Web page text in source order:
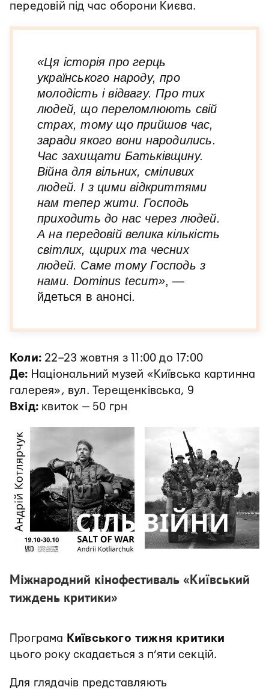
передовій під час оборони Києва.
«Ця історія про герць
українського народу, про
молодість і відвагу. Про тих
людей, що переломлюють свій
страх, тому що прийшов час,
заради якого вони народились.
Час захищати Батьківщину.
Війна для вільних, сміливих
людей. І з цими відкриттями
нам тепер жити. Господь
приходить до нас через людей.
А на передовій велика кількість
світлих, щирих та чесних
людей. Саме тому Господь з
нами. Dominus tecum», —
йдеться в анонсі.
Коли: 22–23 жовтня з 11:00 до 17:00
Де: Національний музей «Київська картинна
галерея», вул. Терещенківська, 9
Вхід: квиток — 50 грн
Міжнародний кінофестиваль «Київський
тиждень критики»
Програма Київського тижня критики
цього року скадається з п’яти секцій.
Для глядачів представляють